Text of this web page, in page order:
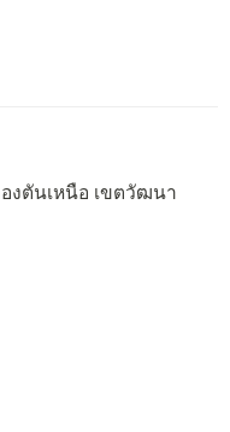
งตันเหนือ เขตวัฒนา